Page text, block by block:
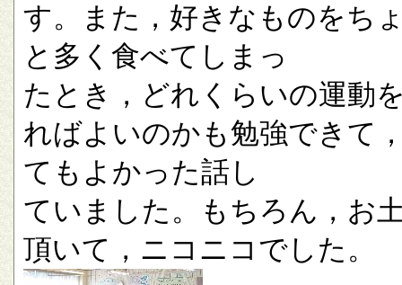
す。また，好きなものをち
と多く食べてしまっ
たとき，どれくらいの運動
ればよいのかも勉強できて
てもよかった話し
ていました。もちろん，お
頂いて，ニコニコでした。